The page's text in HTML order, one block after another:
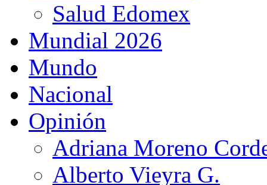
Salud Edomex
Mundial 2026
Mundo
Nacional
Opinión
Adriana Moreno
Alberto Vieyra G.